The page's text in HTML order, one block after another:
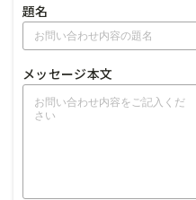
題名
メッセージ本文